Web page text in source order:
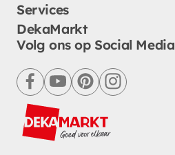
Services
DekaMarkt
Volg ons op Social Media
facebookyoutubepinterestinstagram